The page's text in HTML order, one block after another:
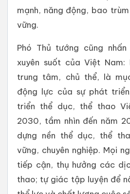
mạnh, năng động, bao
vững.
Phó Thủ tướng cũng
xuyên suốt của Việt
trung tâm, chủ thể, là
động lực của sự phát
triển thể dục, thể thao
2030, tầm nhìn đến năm
dựng nền thể dục, thể
vững, chuyên nghiệp. Mọi
tiếp cận, thụ hưởng các
thao; tự giác tập luyện để